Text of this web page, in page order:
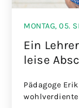
MONTAG, 05.
Ein
leise
Pädagoge